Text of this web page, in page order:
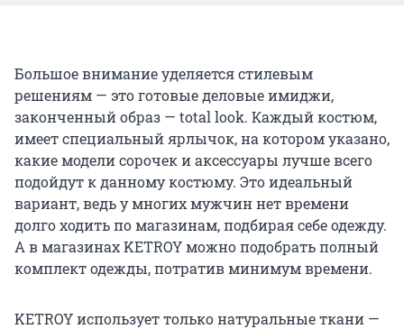
Большое внимание уделяется стилевым
решениям — это готовые деловые имиджи,
законченный образ — total look. Каждый костюм,
имеет специальный ярлычок, на котором указано,
какие модели сорочек и аксессуары лучше всего
подойдут к данному костюму. Это идеальный
вариант, ведь у многих мужчин нет времени
долго ходить по магазинам, подбирая себе одежду.
А в магазинах KETROY можно подобрать полный
комплект одежды, потратив минимум времени.
KETROY использует только натуральные ткани —